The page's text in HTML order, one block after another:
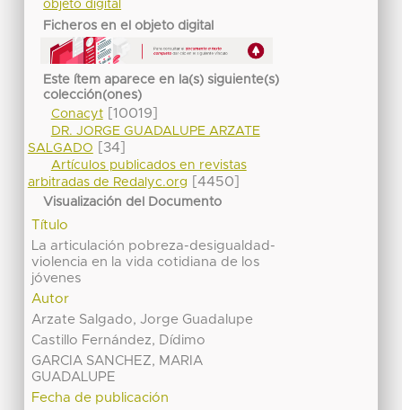
objeto digital
Ficheros en el objeto digital
Este ítem aparece en la(s) siguiente(s)
colección(ones)
Conacyt[10019]
DR. JORGE GUADALUPE ARZATE
SALGADO
[34]
Artículos publicados en revistas
arbitradas de Redalyc.org
[4450]
Visualización del Documento
Título
La articulación pobreza-desigualdad-
violencia en la vida cotidiana de los
jóvenes
Autor
Arzate Salgado, Jorge Guadalupe
Castillo Fernández, Dídimo
GARCIA SANCHEZ, MARIA
GUADALUPE
Fecha de publicación